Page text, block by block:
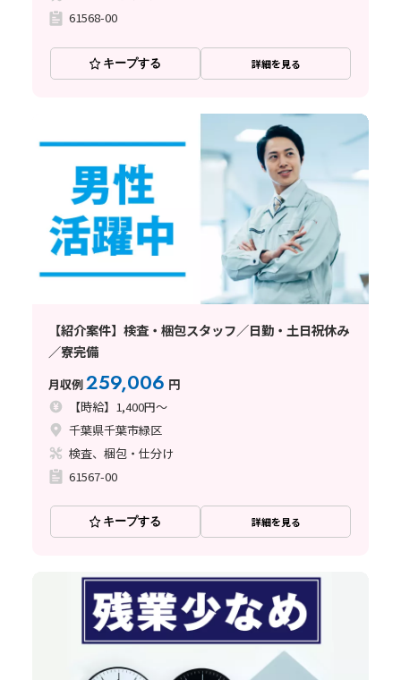
61568-00
キープする 詳細を見る
【紹介案件】検査・梱包スタッフ／日勤・土日祝休み
／寮完備
月収例259,006 円
【時給】1,400円～
千葉県千葉市緑区
検査、梱包・仕分け
61567-00
キープする 詳細を見る